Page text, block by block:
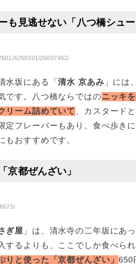
も見逃せない「八つ橋シュー
A260301/26007462/
水坂にある「清水 京あみ 」には
です。八つ橋ならではのニッキ
リーム詰めていて 、カスタード
定フレーバーもあり、食べ歩き
もおすすめです。
京都ぜんざい」
ぎ屋 」は、清水寺の二年坂にあ
するよりも、ここでしか食べら
りと使った「京都ぜんざい」650